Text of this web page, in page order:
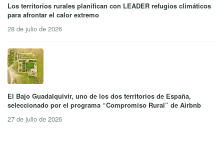
Los territorios rurales planifican con LEADER refugios climáticos
para afrontar el calor extremo
28 de julio de 2026
El Bajo Guadalquivir, uno de los dos territorios de España,
seleccionado por el programa “Compromiso Rural” de Airbnb
27 de julio de 2026